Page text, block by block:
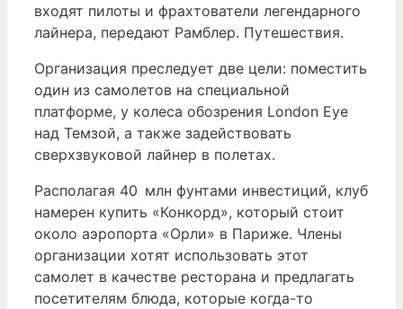
входят пилоты и фрахтователи легендарного
лайнера, передают Рамблер. Путешествия.
Организация преследует две цели: поместить
один из самолетов на специальной
платформе, у колеса обозрения London Eye
над Темзой, а также задействовать
сверхзвуковой лайнер в полетах.
Располагая 40 млн фунтами инвестиций, клуб
намерен купить «Конкорд», который стоит
около аэропорта «Орли» в Париже. Члены
организации хотят использовать этот
самолет в качестве ресторана и предлагать
посетителям блюда, которые когда-то